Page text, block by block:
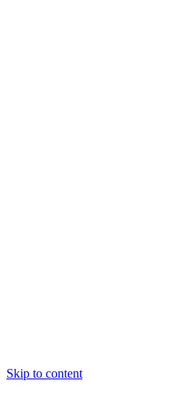
Skip to content